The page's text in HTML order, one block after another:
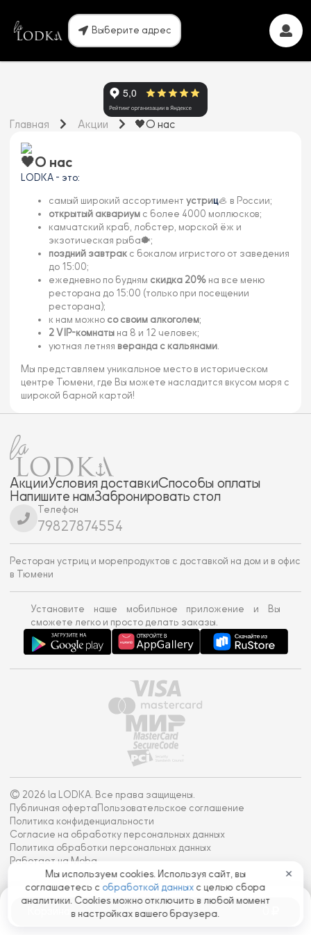
Выберите адрес
Главная Акции 🖤О нас
🖤О нас
LODKA - это:
самый широкий ассортимент устриц🦪 в России;
открытый аквариум с более 4000 моллюсков;
камчатский краб, лобстер, морской ёж и
экзотическая рыба🐡;
поздний завтрак с бокалом игристого от заведения
до 15:00;
ежедневно по будням скидка 20% на все меню
ресторана до 15:00 (только при посещении
ресторана);
к нам можно со своим алкоголем;
2 VIP-комнаты на 8 и 12 человек;
уютная летняя веранда с кальянами.
Мы представляем уникальное место в историческом
центре Тюмени, где Вы можете насладится вкусом моря с
широкой барной картой!
АкцииУсловия доставкиСпособы оплаты
Напишите намЗабронировать стол
Телефон
79827874554
Ресторан устриц и морепродуктов с доставкой на дом и в офис
в Тюмени
Установите наше мобильное приложение и Вы
сможете легко и просто делать заказы.
© 2026 la LODKA. Все права защищены.
Публичная оферта Пользовательское соглашение
Политика конфиденциальности
Согласие на обработку персональных данных
Политика обработки персональных данных
Работает на Moba
Мы используем cookies. Используя сайт, вы
соглашаетесь с обработкой данных с целью сбора
аналитики. Cookies можно отключить в любой момент
в настройках вашего браузера.
✕